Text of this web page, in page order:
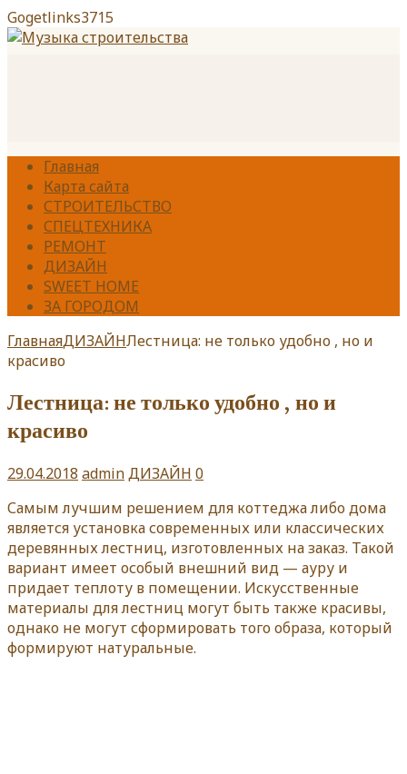
Gogetlinks3715
Главная
Карта сайта
СТРОИТЕЛЬСТВО
СПЕЦТЕХНИКА
РЕМОНТ
ДИЗАЙН
SWEET HOME
ЗА ГОРОДОМ
ГлавнаяДИЗАЙНЛестница: не только удобно , но и
красиво
Лестница: не только удобно , но и
красиво
29.04.2018 adminДИЗАЙН 0
Самым лучшим решением для коттеджа либо дома
является установка современных или классических
деревянных лестниц, изготовленных на заказ. Такой
вариант имеет особый внешний вид — ауру и
придает теплоту в помещении. Искусственные
материалы для лестниц могут быть также красивы,
однако не могут сформировать того образа, который
формируют натуральные.